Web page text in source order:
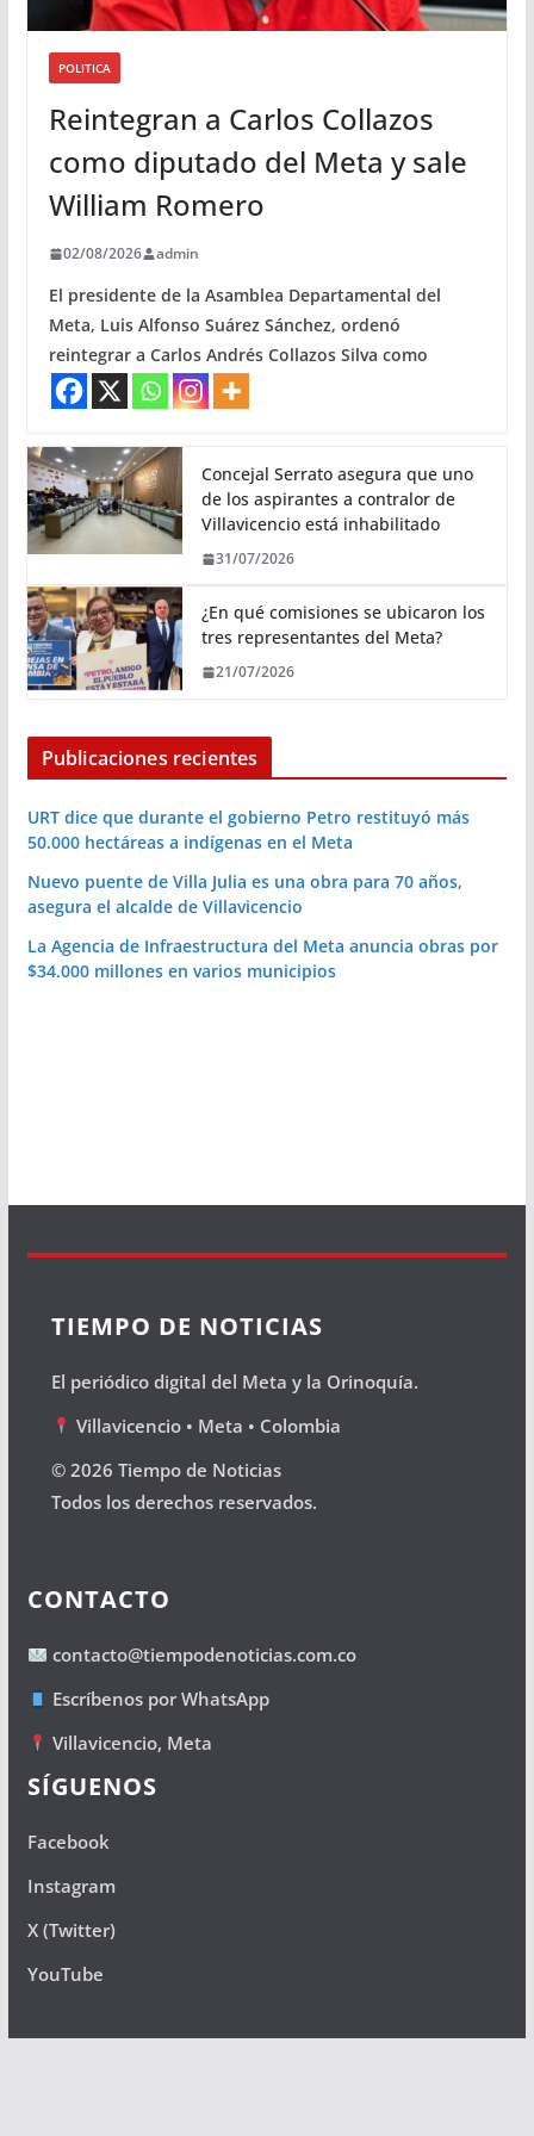
POLITICA
Reintegran a Carlos Collazos
como diputado del Meta y sale
William Romero
02/08/2026 admin
El presidente de la Asamblea Departamental del
Meta, Luis Alfonso Suárez Sánchez, ordenó
reintegrar a Carlos Andrés Collazos Silva como
Concejal Serrato asegura que uno
de los aspirantes a contralor de
Villavicencio está inhabilitado
31/07/2026
¿En qué comisiones se ubicaron los
tres representantes del Meta?
21/07/2026
Publicaciones recientes
URT dice que durante el gobierno Petro restituyó más
50.000 hectáreas a indígenas en el Meta
Nuevo puente de Villa Julia es una obra para 70 años,
asegura el alcalde de Villavicencio
La Agencia de Infraestructura del Meta anuncia obras por
$34.000 millones en varios municipios
TIEMPO DE NOTICIAS
El periódico digital del Meta y la Orinoquía.
Villavicencio • Meta • Colombia
© 2026 Tiempo de Noticias
Todos los derechos reservados.
CONTACTO
contacto@tiempodenoticias.com.co
Escríbenos por WhatsApp
Villavicencio, Meta
SÍGUENOS
Facebook
Instagram
X (Twitter)
YouTube